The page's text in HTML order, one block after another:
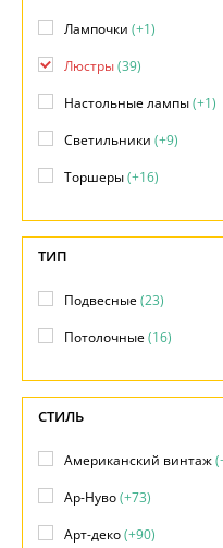
Возврат
Отзывы
Установка
Дизайнерам
Бренды
Контакты
Лампочки (+1)
Люстры(39)
Настольные лампы(+1)
Светильники (+9)
Торшеры(+16)
ТИП
Подвесные(23)
Потолочные(16)
СТИЛЬ
Американский винтаж
Ар-Нуво(+73)
Арт-деко(+90)